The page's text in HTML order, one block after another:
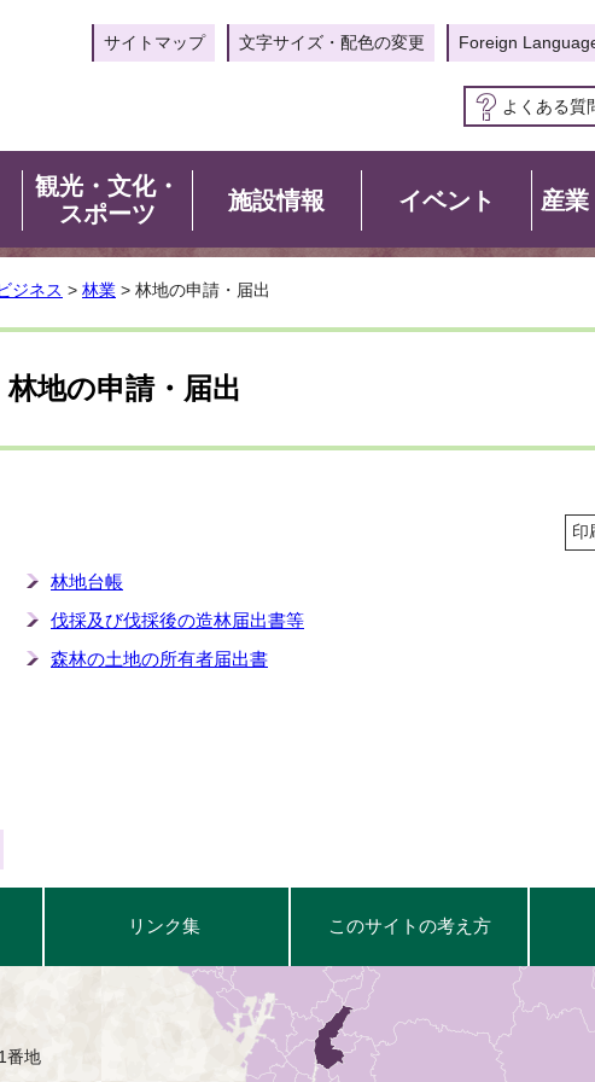
サイトマップ 文字サイズ・配色の変更 Foreign
よくある質
観光・文化・
スポーツ
施設情報 イベント 産業
ジネス > 林業 > 林地の申請・届出
林地の申請・届出
印
林地台帳
伐採及び伐採後の造林届出書等
森林の土地の所有者届出書
リンク集 このサイトの考え方
番地